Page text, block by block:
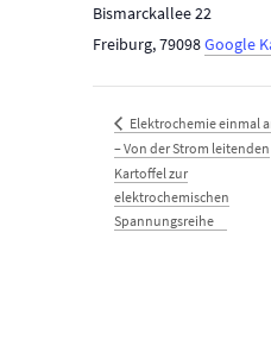
Bismarckallee 22
Freiburg,79098Google
Elektrochemie einmal
– Von der Strom leitenden
Kartoffel zur
elektrochemischen
Spannungsreihe